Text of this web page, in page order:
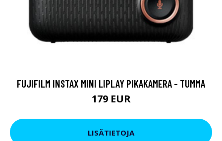
FUJIFILM INSTAX MINI LIPLAY PIKAKAMERA - TUMMA
179 EUR
LISÄTIETOJA